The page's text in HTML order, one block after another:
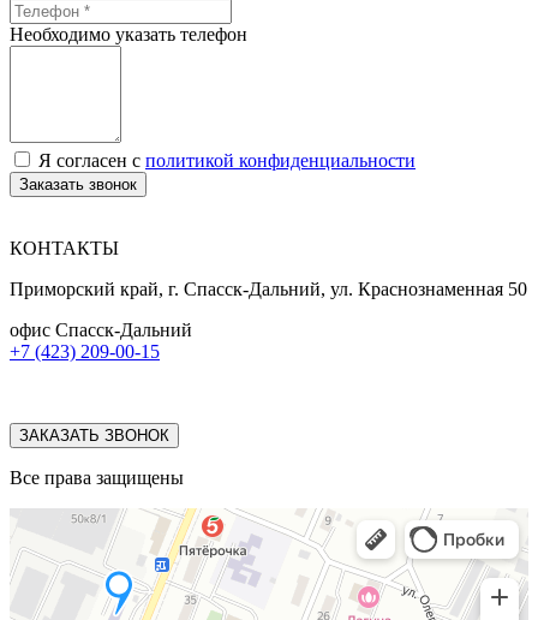
Необходимо указать телефон
Я согласен с политикой конфиденциальности
Заказать звонок
КОНТАКТЫ
Приморский край, г. Спасск-Дальний, ул. Краснознаменная 50
офис Спасск-Дальний
+7 (423) 209-00-15
ЗАКАЗАТЬ ЗВОНОК
Все права защищены